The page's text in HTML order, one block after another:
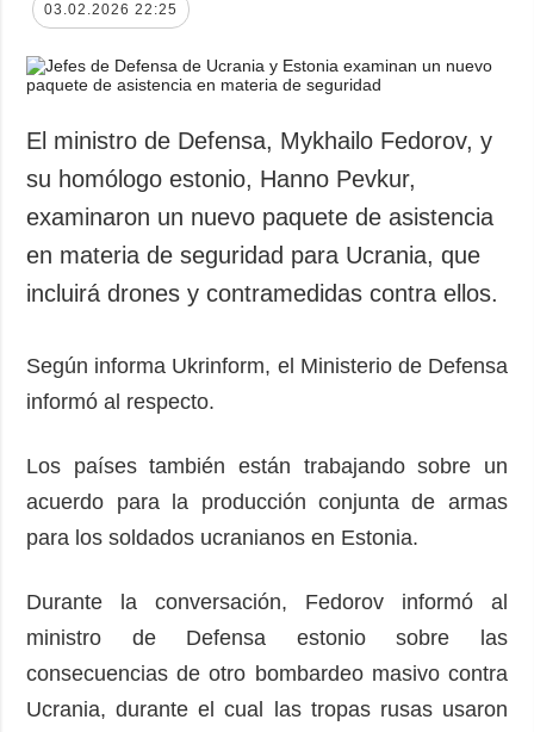
03.02.2026 22:25
El ministro de Defensa, Mykhailo Fedorov, y
su homólogo estonio, Hanno Pevkur,
examinaron un nuevo paquete de asistencia
en materia de seguridad para Ucrania, que
incluirá drones y contramedidas contra ellos.
Según informa Ukrinform, el Ministerio de Defensa
informó al respecto.
Los países también están trabajando sobre un
acuerdo para la producción conjunta de armas
para los soldados ucranianos en Estonia.
Durante la conversación, Fedorov informó al
ministro de Defensa estonio sobre las
consecuencias de otro bombardeo masivo contra
Ucrania, durante el cual las tropas rusas usaron